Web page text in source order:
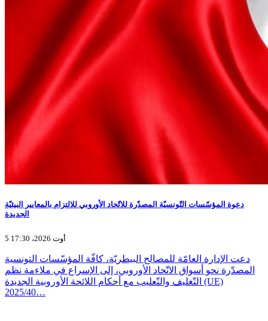
دعوة المؤسّسات التّونسيّة المصدّرة للاتّحاد الأوروبي للالتزام بالمعايير البيئيّة
الجديدة
5 أوت 2026، 17:30
دعت الإدارة العامّة للمصالح البيطريّة، كافّة المؤسّسات التونسية
المصدّرة نحو أسواق الاتّحاد الأوروبي، إلى الإسراع في ملاءمة نظم
التّغليف والتّعليب مع أحكام اللائحة الأوروبية الجديدة (UE)
2025/40…